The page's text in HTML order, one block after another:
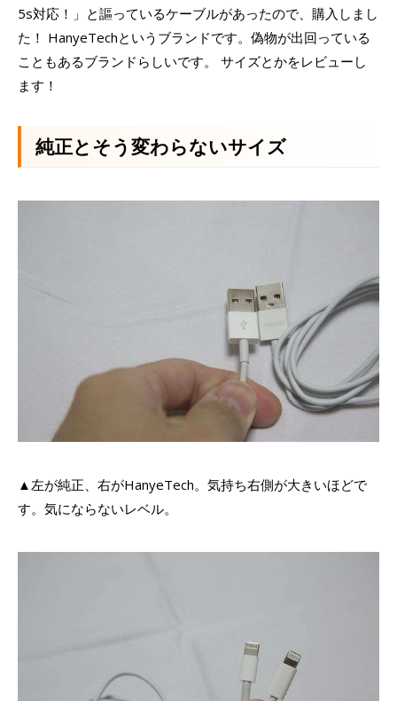
5s対応！」と謳っているケーブルがあったので、購入しまし
た！ HanyeTechというブランドです。偽物が出回っている
こともあるブランドらしいです。 サイズとかをレビューし
ます！
純正とそう変わらないサイズ
▲左が純正、右がHanyeTech。気持ち右側が大きいほどで
す。気にならないレベル。